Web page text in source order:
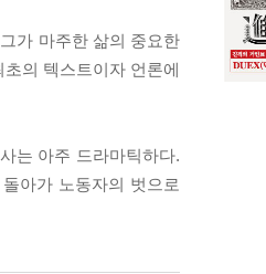
가 마주한 삶의 중요한
의 텍스트이자 언론에
는 아주 드라마틱하다.
아가 노동자의 벗으로